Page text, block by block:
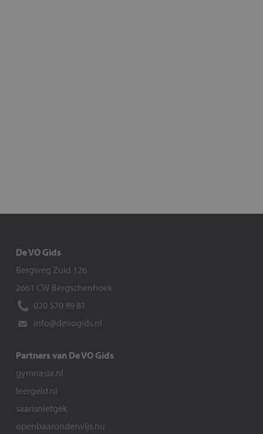
De VO Gids
Bergweg Zuid 126
2661 CW Bergschenhoek
020 570 89 81
info@devogids.nl
Partners van De VO Gids
gymnasia.nl
leergeld.nl
saarisnietgek
openbaaronderwijs.nu